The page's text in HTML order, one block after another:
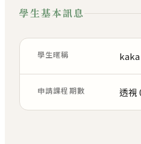
學生基本訊息
學生暱稱
申請課程期數 透視